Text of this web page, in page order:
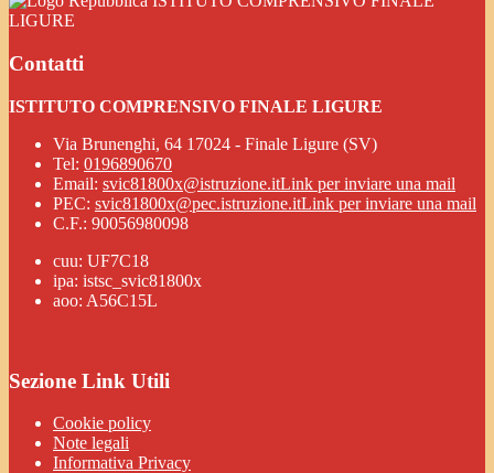
LIGURE
Contatti
ISTITUTO COMPRENSIVO FINALE LIGURE
Via Brunenghi, 64 17024 - Finale Ligure (SV)
Tel: 0196890670
Email: svic81800x@istruzione.itLink per inviare una mail
PEC: svic81800x@pec.istruzione.itLink per inviare una mail
C.F.: 90056980098
cuu: UF7C18
ipa: istsc_svic81800x
aoo: A56C15L
Sezione Link Utili
Cookie policy
Note legali
Informativa Privacy